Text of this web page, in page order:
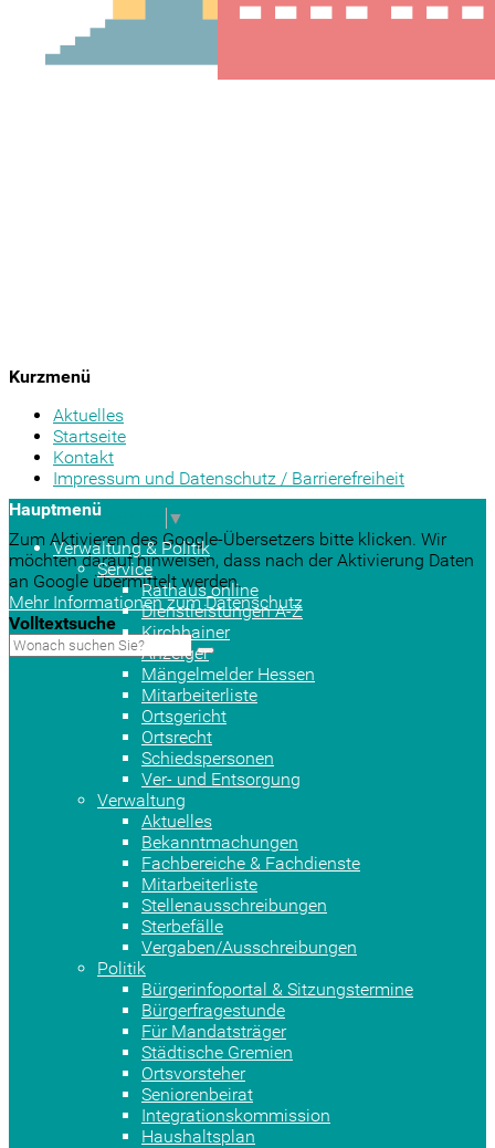
Kurzmenü
Aktuelles
Startseite
Kontakt
Impressum und Datenschutz / Barrierefreiheit
Sprache auswählen
▼
Zum Aktivieren des Google-Übersetzers bitte klicken. Wir
möchten darauf hinweisen, dass nach der Aktivierung Daten
an Google übermittelt werden.
Mehr Informationen zum Datenschutz
Volltextsuche
Hauptmenü
Verwaltung & Politik
Service
Rathaus online
Dienstleistungen A-Z
Kirchhainer
Anzeiger
Mängelmelder Hessen
Mitarbeiterliste
Ortsgericht
Ortsrecht
Schiedspersonen
Ver- und Entsorgung
Verwaltung
Aktuelles
Bekanntmachungen
Fachbereiche & Fachdienste
Mitarbeiterliste
Stellenausschreibungen
Sterbefälle
Vergaben/Ausschreibungen
Politik
Bürgerinfoportal & Sitzungstermine
Bürgerfragestunde
Für Mandatsträger
Städtische Gremien
Ortsvorsteher
Seniorenbeirat
Integrationskommission
Haushaltsplan